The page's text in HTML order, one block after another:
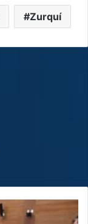
Zurquí